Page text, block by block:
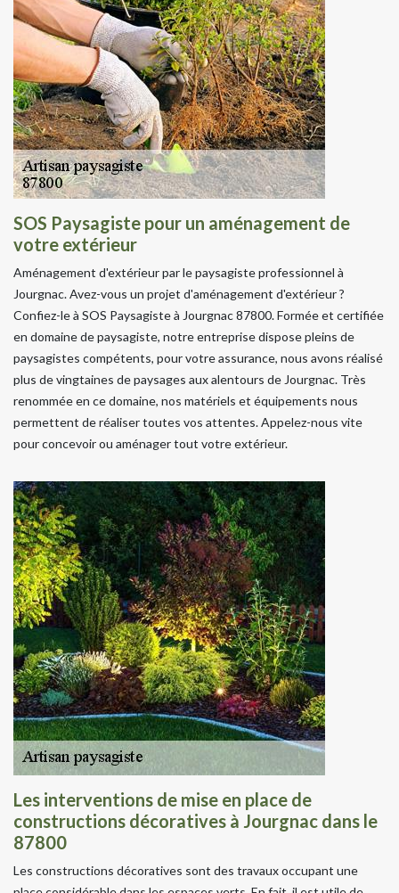
SOS Paysagiste pour un aménagement de
votre extérieur
Aménagement d'extérieur par le paysagiste professionnel à
Jourgnac. Avez-vous un projet d'aménagement d'extérieur ?
Confiez-le à SOS Paysagiste à Jourgnac 87800. Formée et certifiée
en domaine de paysagiste, notre entreprise dispose pleins de
paysagistes compétents, pour votre assurance, nous avons réalisé
plus de vingtaines de paysages aux alentours de Jourgnac. Très
renommée en ce domaine, nos matériels et équipements nous
permettent de réaliser toutes vos attentes. Appelez-nous vite
pour concevoir ou aménager tout votre extérieur.
Les interventions de mise en place de
constructions décoratives à Jourgnac dans le
87800
Les constructions décoratives sont des travaux occupant une